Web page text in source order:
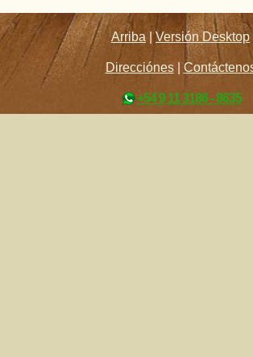
Arriba |Versión Desktop
Direcciónes|
+54 9 11 3186 - 8635